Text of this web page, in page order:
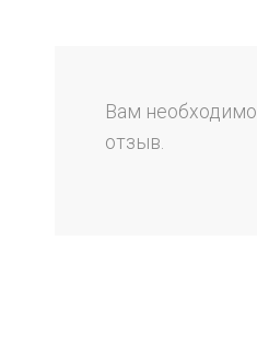
Вам необходимо
отзыв.